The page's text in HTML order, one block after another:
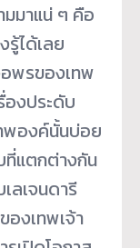
มาแน่ ๆ คือ
รู้ได้เลย
พรของเทพ
องประดับ
พองค์นั้นบ่อย
ที่แตกต่างกัน
ลเจนดารี
งเทพเจ้า